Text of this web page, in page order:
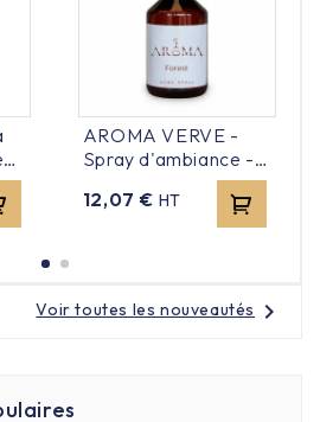
pour sécuriser son
AROMA VERVE -
Spray d'ambiance -
Forest - 500ml
12,07 € HTPrix
Voir toutes les nouveautés chevron_right